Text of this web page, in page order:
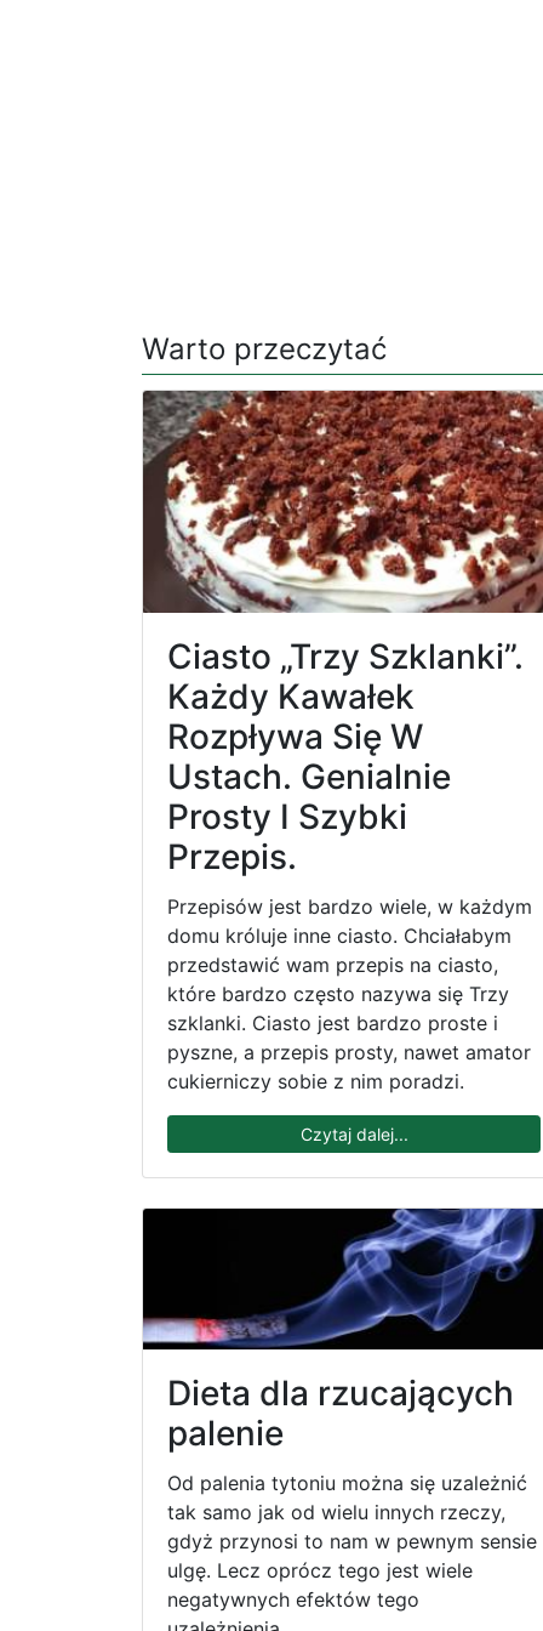
Warto przeczytać
Ciasto „Trzy Szklanki”.
Każdy Kawałek
Rozpływa Się W
Ustach. Genialnie
Prosty I Szybki
Przepis.
Przepisów jest bardzo wiele, w każdym
domu króluje inne ciasto. Chciałabym
przedstawić wam przepis na ciasto,
które bardzo często nazywa się Trzy
szklanki. Ciasto jest bardzo proste i
pyszne, a przepis prosty, nawet amator
cukierniczy sobie z nim poradzi.
Czytaj dalej...
Dieta dla rzucających
palenie
Od palenia tytoniu można się uzależnić
tak samo jak od wielu innych rzeczy,
gdyż przynosi to nam w pewnym sensie
ulgę. Lecz oprócz tego jest wiele
negatywnych efektów tego